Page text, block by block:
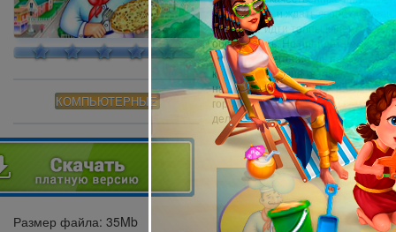
КОМПЬЮТЕРНЫЕ
Размер файла: 35Mb
посетители, и ждать своей
вам будут идти толпы клиентов, и
обслуживать. Но пройдёт немного
требовать чего-нибудь
курсы повышения квалификации,
навыки бизнесмена. Так
городам страны. Желаем вам
деле.